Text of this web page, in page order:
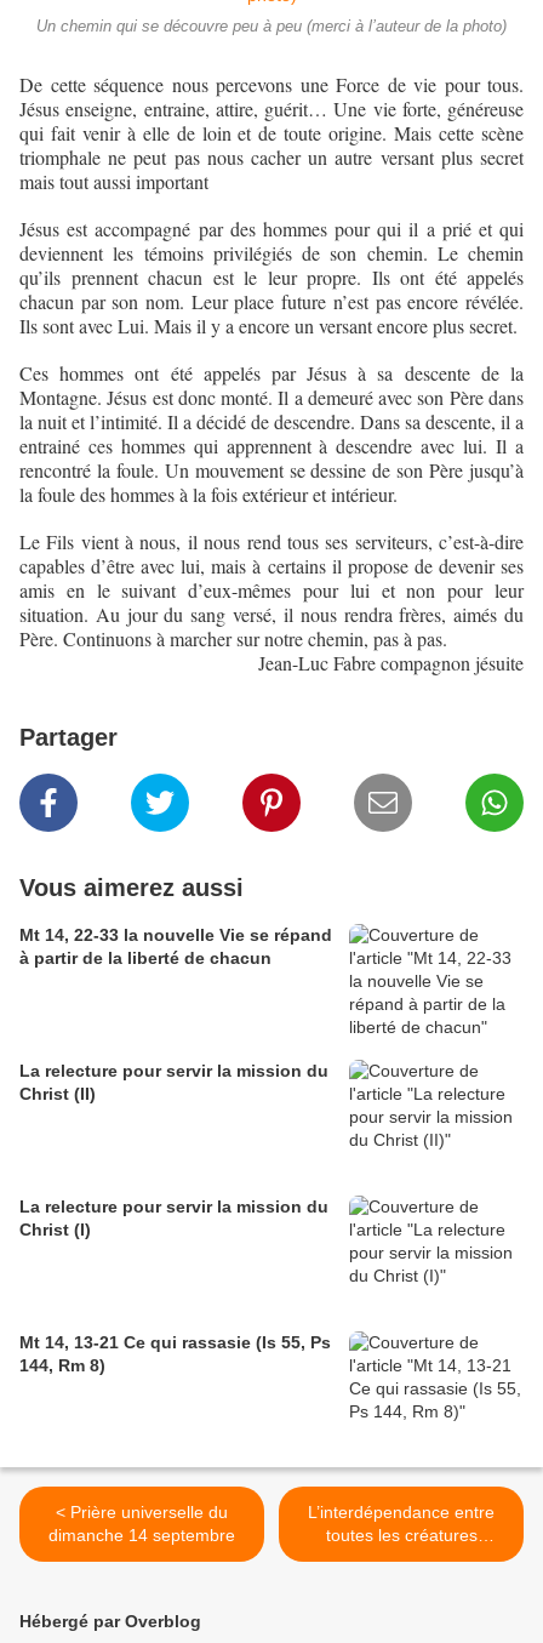
Un chemin qui se découvre peu à peu (merci à l’auteur de la photo)
De cette séquence nous percevons une Force de vie pour tous.
Jésus enseigne, entraine, attire, guérit… Une vie forte, généreuse
qui fait venir à elle de loin et de toute origine. Mais cette scène
triomphale ne peut pas nous cacher un autre versant plus secret
mais tout aussi important
Jésus est accompagné par des hommes pour qui il a prié et qui
deviennent les témoins privilégiés de son chemin. Le chemin
qu’ils prennent chacun est le leur propre. Ils ont été appelés
chacun par son nom. Leur place future n’est pas encore révélée.
Ils sont avec Lui. Mais il y a encore un versant encore plus secret.
Ces hommes ont été appelés par Jésus à sa descente de la
Montagne. Jésus est donc monté. Il a demeuré avec son Père dans
la nuit et l’intimité. Il a décidé de descendre. Dans sa descente, il a
entrainé ces hommes qui apprennent à descendre avec lui. Il a
rencontré la foule. Un mouvement se dessine de son Père jusqu’à
la foule des hommes à la fois extérieur et intérieur.
Le Fils vient à nous, il nous rend tous ses serviteurs, c’est-à-dire
capables d’être avec lui, mais à certains il propose de devenir ses
amis en le suivant d’eux-mêmes pour lui et non pour leur
situation. Au jour du sang versé, il nous rendra frères, aimés du
Père. Continuons à marcher sur notre chemin, pas à pas.
Jean-Luc Fabre compagnon jésuite
Partager
Vous aimerez aussi
Mt 14, 22-33 la nouvelle Vie se répand
à partir de la liberté de chacun
La relecture pour servir la mission du
Christ (II)
La relecture pour servir la mission du
Christ (I)
Mt 14, 13-21 Ce qui rassasie (Is 55, Ps
144, Rm 8)
< Prière universelle du
dimanche 14 septembre
L’interdépendance entre
toutes les créatures
(intention du mois de
Hébergé par Overblog